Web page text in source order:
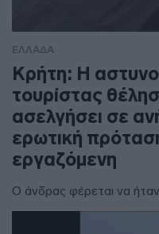
ΕΛΛΑΔΑ
Κρήτη: Η
τουρίστας
ασελγήσει σε
ερωτική
εργαζόμενη
Ο άνδρας φέρεται να